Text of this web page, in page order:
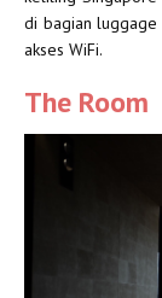
di bagian luggage
akses WiFi.
The Room